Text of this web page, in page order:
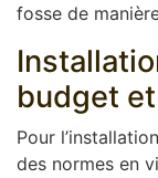
fosse de
budget
Pour
des normes en